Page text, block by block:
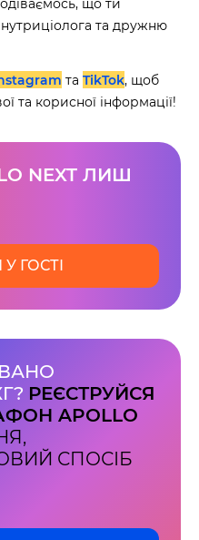
що ти
та дружню
та TikTok, щоб
та корисної інформації!
NEXT ЛИШ
У ГОСТІ
РЕЄСТРУЙСЯ
APOLLO
СПОСІБ
пам’яті
сек
свободу та
хто свої життя —